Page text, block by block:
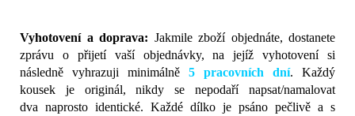
Vyhotovení a doprava: Jakmile zboží objednáte, dostanete
zprávu o přijetí vaší objednávky, na jejíž vyhotovení si
následně vyhrazuji minimálně 5 pracovních dní. Každý
kousek je originál, nikdy se nepodaří napsat/namalovat
dva naprosto identické. Každé dílko je psáno pečlivě a s